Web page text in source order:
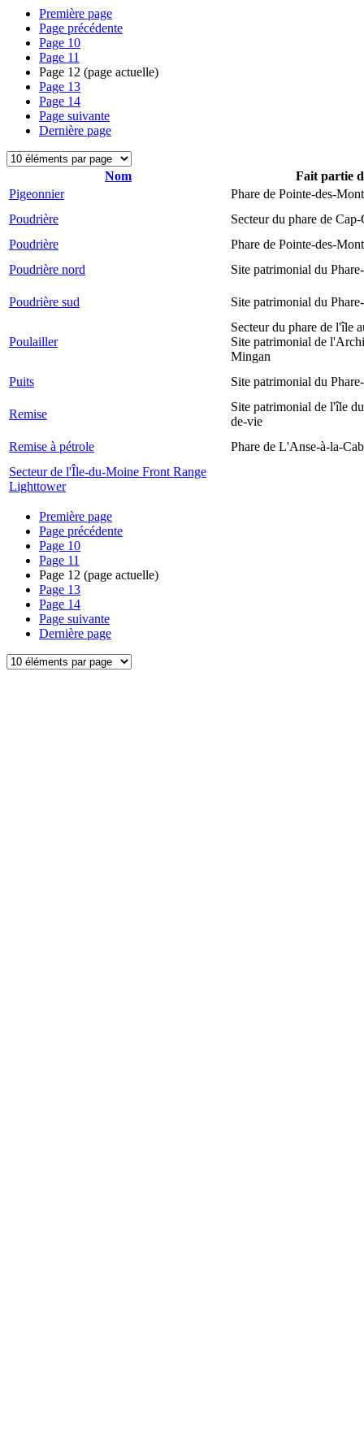
Première page
Page précédente
Page 10
Page 11
Page 12 (page actuelle)
Page 13
Page 14
Page suivante
Dernière page
Nom
Fait partie
Pigeonnier
Phare de Pointe-des-
Poudrière
Secteur du phare de Cap-
Poudrière
Phare de Pointe-des-
Poudrière nord
Site patrimonial du
Poudrière sud Site patrimonial du
Poulailler
Secteur du phare de l'île
Site patrimonial de
Mingan
Puits
Site patrimonial du
Remise
Site patrimonial de l'île
de-vie
Remise à pétrole
Phare de L'Anse-à-la-
Secteur de l'Île-du-Moine Front Range
Lighttower
Première page
Page précédente
Page 10
Page 11
Page 12 (page actuelle)
Page 13
Page 14
Page suivante
Dernière page